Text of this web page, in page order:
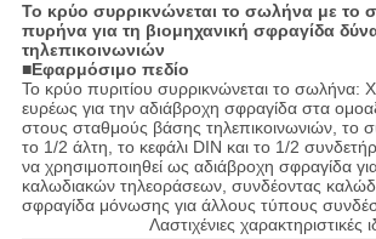
Το κρύο συρρικνώνεται το σωλήνα με το
πυρήνα για τη βιομηχανική σφραγίδα
τηλεπικοινωνιών
■Εφαρμόσιμο πεδίο
Το κρύο πυριτίου συρρικνώνεται το σωλήνα:
ευρέως για την αδιάβροχη σφραγίδα στα
στους σταθμούς βάσης τηλεπικοινωνιών, το
το 1/2 άλτη, το κεφάλι DIN και το 1/2
να χρησιμοποιηθεί ως αδιάβροχη σφραγίδα
καλωδιακών τηλεοράσεων, συνδέοντας
σφραγίδα μόνωσης για άλλους τύπους
Λαστιχένιες χαρακτηριστικές